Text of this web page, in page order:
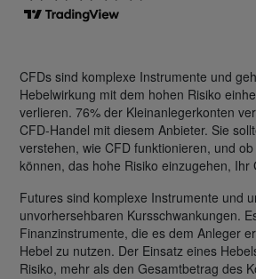
CFDs sind komplexe Instrumente und
Hebelwirkung mit dem hohen Risiko
verlieren. 76% der Kleinanlegerkonten
CFD-Handel mit diesem Anbieter. Sie
verstehen, wie CFD funktionieren, und
können, das hohe Risiko einzugehen, Ihr
Futures sind komplexe Instrumente und
unvorhersehbaren Kursschwankungen.
Finanzinstrumente, die es dem Anleger
Hebel zu nutzen. Der Einsatz eines
Risiko, mehr als den Gesamtbetrag des